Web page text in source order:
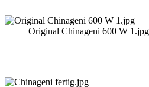
Original Chinageni 600 W